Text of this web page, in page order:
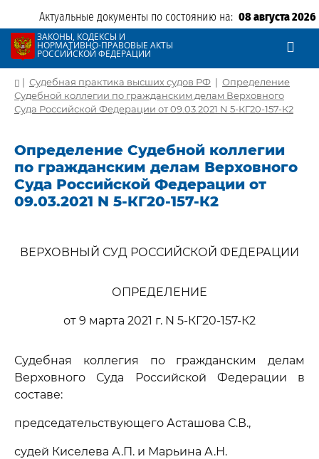
Актуальные документы по состоянию на: 08 августа 2026
ЗАКОНЫ, КОДЕКСЫ И
НОРМАТИВНО-ПРАВОВЫЕ АКТЫ
РОССИЙСКОЙ ФЕДЕРАЦИИ
| Судебная практика высших судов РФ | Определение
Судебной коллегии по гражданским делам Верховного
Суда Российской Федерации от 09.03.2021 N 5-КГ20-157-К2
Определение Судебной коллегии
по гражданским делам Верховного
Суда Российской Федерации от
09.03.2021 N 5-КГ20-157-К2
ВЕРХОВНЫЙ СУД РОССИЙСКОЙ ФЕДЕРАЦИИ
ОПРЕДЕЛЕНИЕ
от 9 марта 2021 г. N 5-КГ20-157-К2
Судебная коллегия по гражданским делам
Верховного Суда Российской Федерации в
составе:
председательствующего Асташова С.В.,
судей Киселева А.П. и Марьина А.Н.